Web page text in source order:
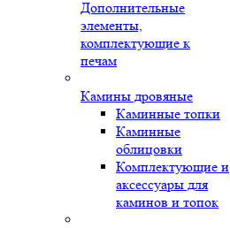
Дополнительные
элементы,
комплектующие к
печам
Камины дровяные
Каминные топки
Каминные
облицовки
Комплектующие и
аксессуары для
каминов и топок